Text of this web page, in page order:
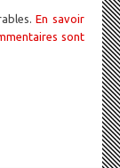
En savoir
sont